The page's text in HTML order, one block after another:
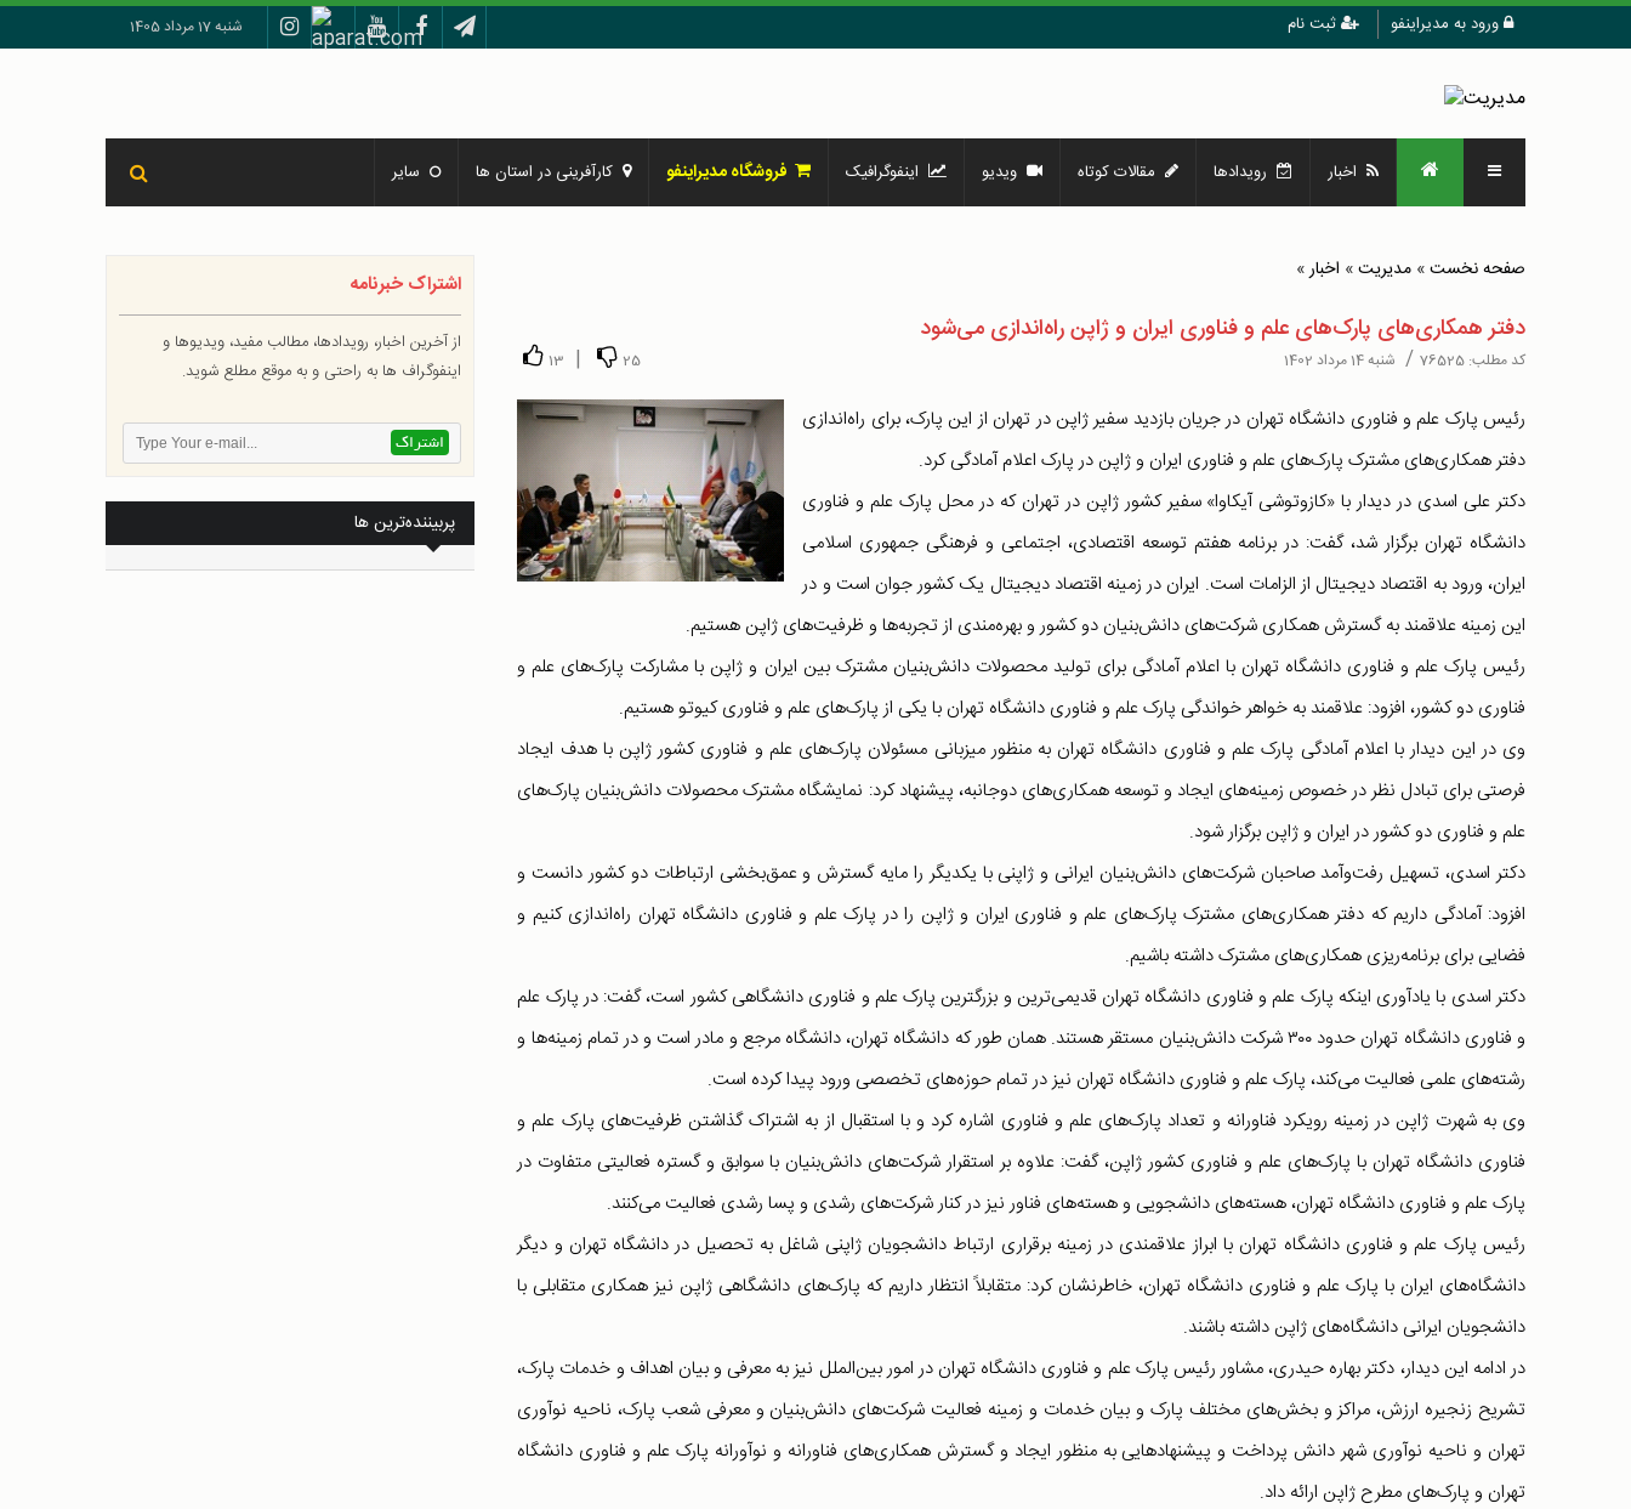
ورود به مدیراینفو ثبت نام شنبه 17 مرداد 1405
اخبار رویدادها مقالات کوتاه ویدیو اینفوگرافیک فروشگاه مدیراینفو کارآفرینی در استان ها سایر
صفحه نخست» مدیریت» اخبار»
25
|
13
دفتر همکاری‌های پارک‌های علم و فناوری ایران و ژاپن راه‌اندازی می‌شود
کد مطلب: 76525
/ شنبه 14 مرداد 1402
رئیس پارک علم و فناوری دانشگاه تهران در جریان بازدید سفیر ژاپن در تهران از این پارک، برای راه‌اندازی
دفتر همکاری‌های مشترک پارک‌های علم و فناوری ایران و ژاپن در پارک اعلام آمادگی کرد.
دکتر علی اسدی در دیدار با «کازوتوشی آیکاوا» سفیر کشور ژاپن در تهران که در محل پارک علم و فناوری
دانشگاه تهران برگزار شد، گفت: در برنامه هفتم توسعه اقتصادی، اجتماعی و فرهنگی جمهوری اسلامی
ایران، ورود به اقتصاد دیجیتال از الزامات است. ایران در زمینه اقتصاد دیجیتال یک کشور جوان است و در
این زمینه علاقمند به گسترش همکاری شرکت‌های دانش‌بنیان دو کشور و بهره‌مندی از تجربه‌ها و ظرفیت‌های ژاپن هستیم.
رئیس پارک علم و فناوری دانشگاه تهران با اعلام آمادگی برای تولید محصولات دانش‌بنیان مشترک بین ایران و ژاپن با مشارکت پارک‌های علم و
فناوری دو کشور، افزود: علاقمند به خواهر خواندگی پارک علم و فناوری دانشگاه تهران با یکی از پارک‌های علم و فناوری کیوتو هستیم.
وی در این دیدار با اعلام آمادگی پارک علم و فناوری دانشگاه تهران به منظور میزبانی مسئولان پارک‌های علم و فناوری کشور ژاپن با هدف ایجاد
فرصتی برای تبادل نظر در خصوص زمینه‌های ایجاد و توسعه همکاری‌های دوجانبه، پیشنهاد کرد: نمایشگاه مشترک محصولات دانش‌بنیان پارک‌های
علم و فناوری دو کشور در ایران و ژاپن برگزار شود.
دکتر اسدی، تسهیل رفت‌وآمد صاحبان شرکت‌های دانش‌بنیان ایرانی و ژاپنی با یکدیگر را مایه گسترش و عمق‌بخشی ارتباطات دو کشور دانست و
افزود: آمادگی داریم که دفتر همکاری‌های مشترک پارک‌های علم و فناوری ایران و ژاپن را در پارک علم و فناوری دانشگاه تهران راه‌اندازی کنیم و
فضایی برای برنامه‌ریزی همکاری‌های مشترک داشته باشیم.
دکتر اسدی با یادآوری اینکه پارک علم و فناوری دانشگاه تهران قدیمی‌ترین و بزرگترین پارک علم و فناوری دانشگاهی کشور است، گفت: در پارک علم
و فناوری دانشگاه تهران حدود ۳۰۰ شرکت دانش‌بنیان مستقر هستند. همان طور که دانشگاه تهران، دانشگاه مرجع و مادر است و در تمام زمینه‌ها و
رشته‌های علمی فعالیت می‌کند، پارک علم و فناوری دانشگاه تهران نیز در تمام حوزه‌های تخصصی ورود پیدا کرده است.
وی به شهرت ژاپن در زمینه رویکرد فناورانه و تعداد پارک‌های علم و فناوری اشاره کرد و با استقبال از به اشتراک گذاشتن ظرفیت‌های پارک علم و
فناوری دانشگاه تهران با پارک‌های علم و فناوری کشور ژاپن، گفت: علاوه بر استقرار شرکت‌های دانش‌بنیان با سوابق و گستره فعالیتی متفاوت در
پارک علم و فناوری دانشگاه تهران، هسته‌های دانشجویی و هسته‌های فناور نیز در کنار شرکت‌های رشدی و پسا رشدی فعالیت می‌کنند.
رئیس پارک علم و فناوری دانشگاه تهران با ابراز علاقمندی در زمینه برقراری ارتباط دانشجویان ژاپنی شاغل به تحصیل در دانشگاه تهران و دیگر
دانشگاه‌های ایران با پارک علم و فناوری دانشگاه تهران، خاطرنشان کرد: متقابلاً انتظار داریم که پارک‌های دانشگاهی ژاپن نیز همکاری متقابلی با
دانشجویان ایرانی دانشگاه‌های ژاپن داشته باشند.
در ادامه این دیدار، دکتر بهاره حیدری، مشاور رئیس پارک علم و فناوری دانشگاه تهران در امور بین‌الملل نیز به معرفی و بیان اهداف و خدمات پارک،
تشریح زنجیره ارزش، مراکز و بخش‌های مختلف پارک و بیان خدمات و زمینه فعالیت شرکت‌های دانش‌بنیان و معرفی شعب پارک، ناحیه نوآوری
تهران و ناحیه نوآوری شهر دانش پرداخت و پیشنهادهایی به منظور ایجاد و گسترش همکاری‌های فناورانه و نوآورانه پارک علم و فناوری دانشگاه
تهران و پارک‌های مطرح ژاپن ارائه داد.
اشتراک خبرنامه
از آخرین اخبار، رویدادها، مطالب مفید، ویدیوها و
اینفوگراف ها به راحتی و به موقع مطلع شوید.
پربیننده‌ترین ها